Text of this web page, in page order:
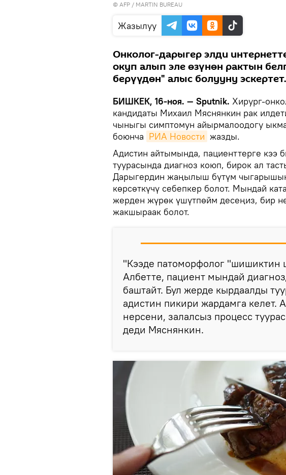
© AFP / MARTIN BUREAU
Жазылуу
Онколог-дарыгер элди
окуп алып эле өзүнөн рактын
берүүдөн" алыс болууну эскертет.
БИШКЕК, 16-ноя. — Sputnik. Хирург-
кандидаты Михаил Мяснянкин рак
чыныгы симптомун айырмалоодогу
боюнча РИА Новости жазды.
Адистин айтымында, пациенттерге кээ
туурасында диагноз коюп, бирок ал
Дарыгердин жаңылыш бүтүм
көрсөткүчү себепкер болот. Мындай
жерден жүрөк үшүтпөйм десеңиз, бир
жакшыраак болот.
"Кээде патоморфолог "шишиктин
Албетте, пациент мындай
баштайт. Бул жерде кырдаалды
адистин пикири жардамга келет.
нерсени, залалсыз процесс
деди Мяснянкин.